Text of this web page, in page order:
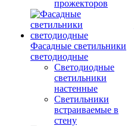
прожекторов
Фасадные светильники
светодиодные
Светодиодные
светильники
настенные
Светильники
встраиваемые в
стену